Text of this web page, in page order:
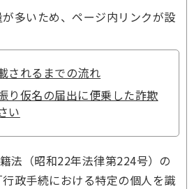
多いため、ページ内リンクが設
されるまでの流れ
り仮名の届出に便乗した詐欺
い
法（昭和22年法律第224号）の
政手続における特定の個人を識